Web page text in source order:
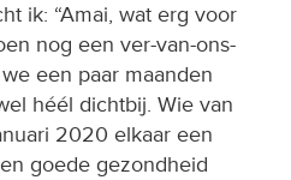
ik: “Amai, wat erg voor
nog een ver-van-ons-
een paar maanden
héél dichtbij. Wie van
2020 elkaar een
goede gezondheid